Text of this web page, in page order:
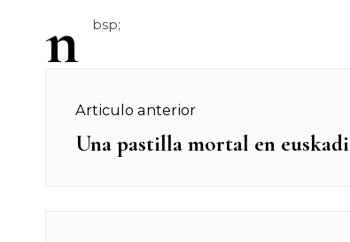
n bsp;
de
Articulo anterior
Previous
Una pastilla mortal en euskadi